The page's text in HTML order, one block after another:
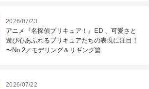
2026/07/23
アニメ『名探偵プリキュア！』ED 、可愛さと
遊び心あふれるプリキュアたちの表現に注目！
〜No.2／モデリング＆リギング篇
2026/07/22